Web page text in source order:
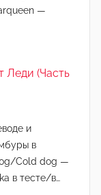
—
Леди (Часть
и
в
Cold dog —
в тесте/в…